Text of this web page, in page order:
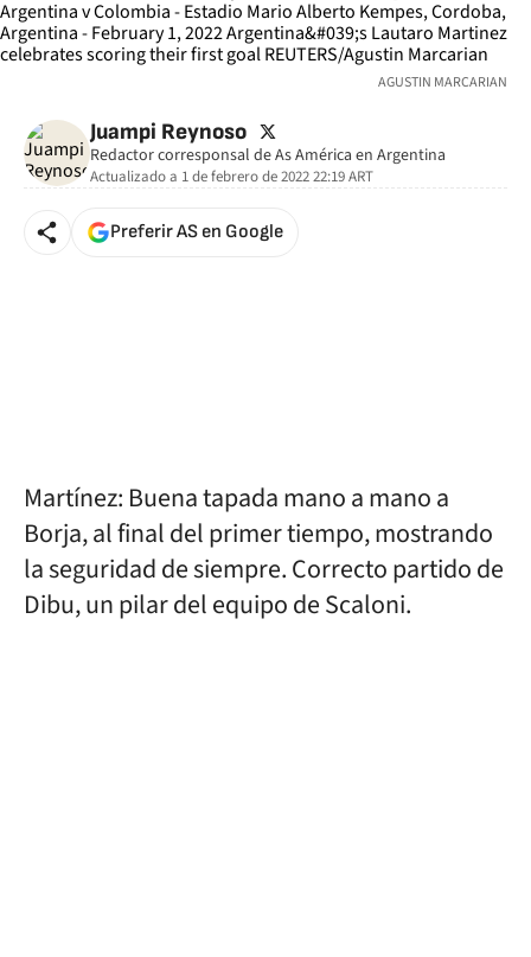
AGUSTIN MARCARIAN
Juampi Reynoso twitter
Redactor corresponsal de As América en Argentina
Actualizado a 1 de febrero de 2022 22:19ART
Preferir AS en Google
Martínez: Buena tapada mano a mano a
Borja, al final del primer tiempo, mostrando
la seguridad de siempre. Correcto partido de
Dibu, un pilar del equipo de Scaloni.